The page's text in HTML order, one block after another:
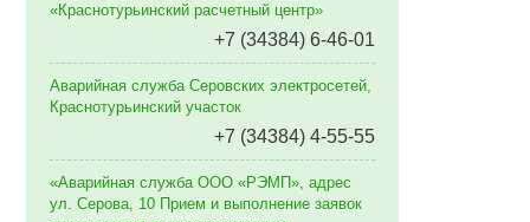
«Краснотурьинский расчетный центр»
+7 (34384) 6-46-01
Аварийная служба Серовских электросетей,
Краснотурьинский участок
+7 (34384) 4-55-55
«Аварийная служба ООО «РЭМП», адрес
ул. Серова, 10 Прием и выполнение заявок